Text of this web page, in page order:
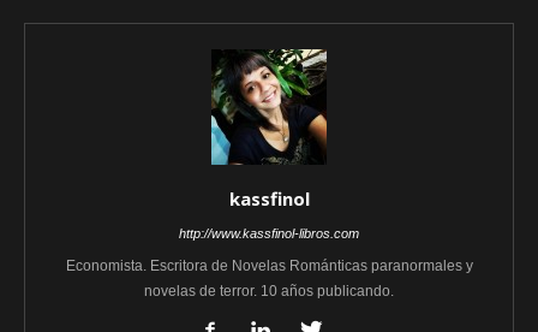
kassfinol
http://www.kassfinol-libros.com
Economista. Escritora de Novelas Románticas paranormales y
novelas de terror. 10 años publicando.